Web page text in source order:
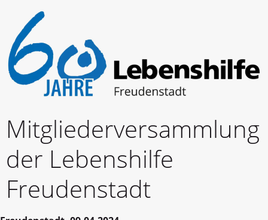
Mitgliederversammlung
der Lebenshilfe
Freudenstadt